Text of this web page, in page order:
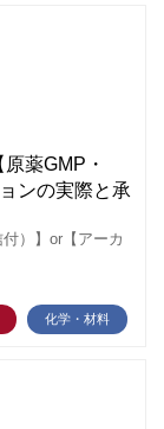
薬GMP・
ンの実際と承
）】or【アーカ
化学・材料